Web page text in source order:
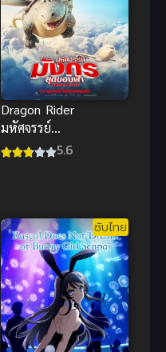
Dragon Rider
มหัศจรรย์
มังกร พากย์
สวยน่าดู
5.6
ซับไทย